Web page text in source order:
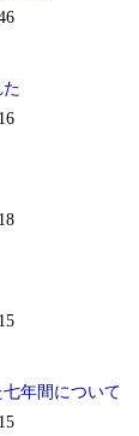
年間について